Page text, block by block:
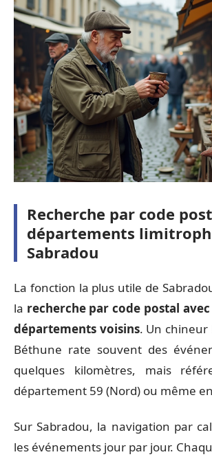
Recherche par code
départements
Sabradou
La fonction la plus utile de
la recherche par code postal
départements voisins. Un chineur
Béthune rate souvent des
quelques kilomètres, mais
département 59 (Nord) ou même
Sur Sabradou, la navigation par
les événements jour par jour.